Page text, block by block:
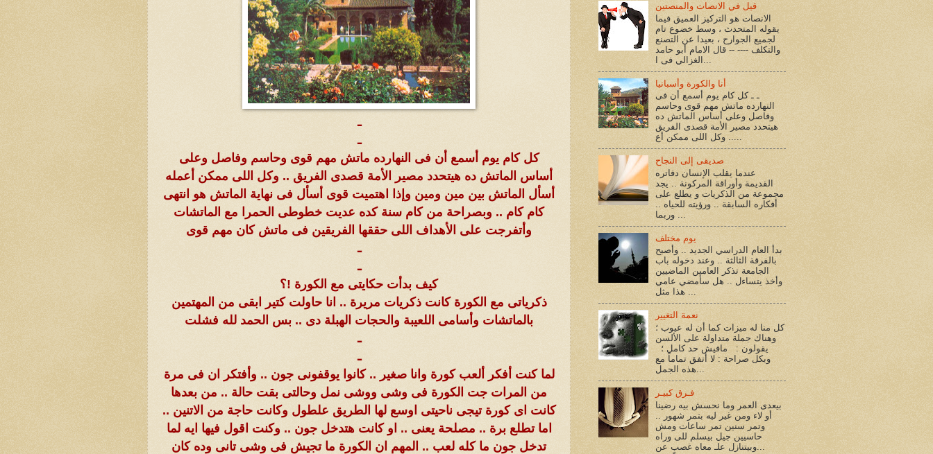
ـ
ـ
كل كام يوم أسمع أن فى النهارده ماتش مهم قوى وحاسم وفاصل وعلى
أساس الماتش ده هيتحدد مصير الأمة قصدى الفريق .. وكل اللى ممكن أعمله
أسأل الماتش بين مين ومين وإذا اهتميت قوى أسأل فى نهاية الماتش هو انتهى
كام كام .. وبصراحة من كام سنة كده عديت خطوطى الحمرا مع الماتشات
وأتفرجت على الأهداف اللى حققها الفريقين فى ماتش كان مهم قوى
ـ
ـ
كيف بدأت حكايتى مع الكورة !؟
ذكرياتى مع الكورة كانت ذكريات مريرة .. انا حاولت كتير ابقى من المهتمين
بالماتشات وأسامى اللعيبة والحجات الهبلة دى .. بس الحمد لله فشلت
ـ
ـ
لما كنت أفكر ألعب كورة وانا صغير .. كانوا يوقفونى جون .. وأفتكر ان فى مرة
من المرات جت الكورة فى وشى ووشى نمل وحالتى بقت حالة .. من بعدها
كانت اى كورة تيجى ناحيتى اوسع لها الطريق علطول وكانت حاجة من الاتنين ..
اما تطلع برة .. مصلحة يعنى .. او كانت هتدخل جون .. وكنت اقول فيها ايه لما
تدخل جون ما كله لعب .. المهم ان الكورة ما تجيش فى وشى تانى وده كان
قيل في الانصات والمنصتين
الانصات هو التركيز العميق فيما
يقوله المتحدث ، وسط خضوع تام
لجميع الجوارح ، بعيدا عن التصنع
والتكلف ---- -- قال الامام أبو حامد
أنا والكورة وأسبانيا
ـ ـ كل كام يوم أسمع أن فى
النهارده ماتش مهم قوى وحاسم
وفاصل وعلى أساس الماتش ده
هيتحدد مصير الأمة قصدى الفريق
.. وكل اللى ممكن أع...
صديقى إلى النجاح
عندما يقلب الإنسان دفاتره
القديمة وأوراقة المركونة .. يجد
مجموعة من الذكريات و يطلع على
أفكاره السابقة .. ورؤيته للحياه ..
يوم مختلف
بدأ العام الدراسي الجديد .. وأصبح
بالفرقة الثالثة .. وعند دخوله باب
الجامعة تذكر العامين الماضيين
وأخذ يتساءل .. هل سأمضي عامي
هذا مثل ...
نعمة التغيير
كل منا له ميزات كما أن له عيوب ؛
وهناك جملة متداولة على الألسن
يقولون : مافيش حد كامل ؛
وبكل صراحة : لا أتفق تماماً مع
فـرق كبيـر
بيعدى العمر وما نحسش بيه رضينا
أو لاء ومن غير ليه بتمر شهور ..
وتمر سنين تمر ساعات ومش
حاسيين جيل بيسلم للى وراه